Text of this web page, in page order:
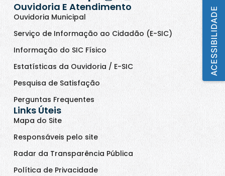
Ouvidoria E Atendimento
Ouvidoria Municipal
Serviço de Informação ao Cidadão (E-SIC)
Informação do SIC Físico
Estatísticas da Ouvidoria / E-SIC
Pesquisa de Satisfação
Perguntas Frequentes
Links Úteis
Mapa do Site
Responsáveis pelo site
Radar da Transparência Pública
Política de Privacidade
ACESSIBILIDADE